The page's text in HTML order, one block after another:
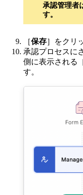
承認管理者
す。
［保存］をクリ
承認プロセスに
側に表示される
す。